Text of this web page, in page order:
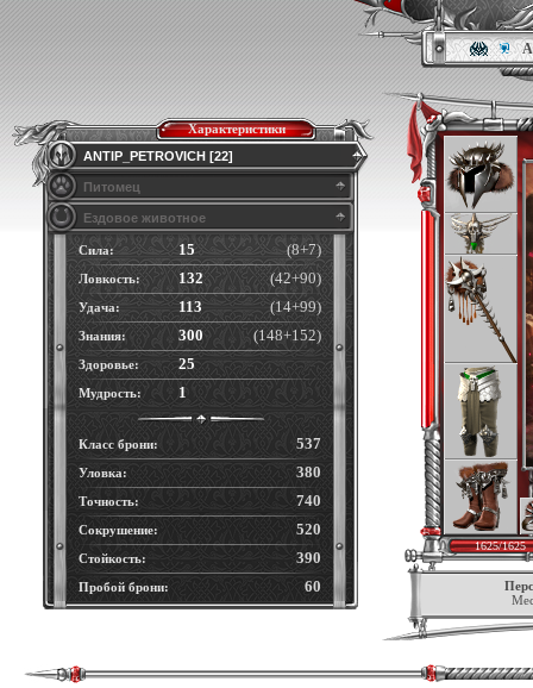
Характеристики
ANTIP_PETROVICH [22]
Питомец
Ездовое животное
Сила: 15 (8+7)
Ловкость: 132 (42+90)
Удача: 113 (14+99)
Знания: 300 (148+152)
Здоровье: 25
Мудрость: 1
Класс брони: 537
Уловка: 380
Точность: 740
Сокрушение: 520
Стойкость: 390
Пробой брони: 60
1625/1625